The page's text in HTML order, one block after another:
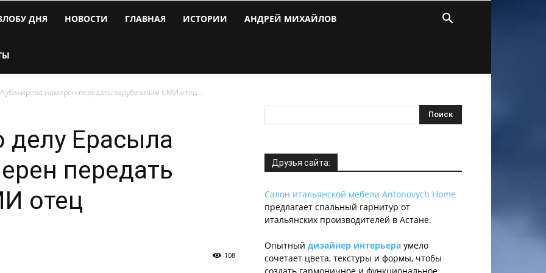
ДНЯ НОВОСТИ ГЛАВНАЯ ИСТОРИИ АНДРЕЙ МИХАЙЛОВ
намерен передать зарубежным СМИ отец...
делу Ерасыла
передать
отец
108
Друзья сайта:
Салон итальянской мебели Antonovych Home
предлагает спальный гарнитур от
итальянских производителей в Астане.
Опытный дизайнер интерьера умело
сочетает цвета, текстуры и формы, чтобы